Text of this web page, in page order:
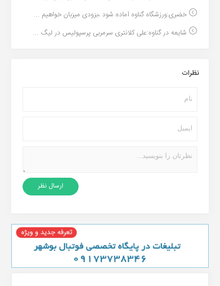
خضری:ورزشگاه گناوه آماده شود ،بزودی میزبان خواهیم ...
شایعه در گناوه:علی کلانتری سرمربی پرسپولیس در لیگ ...
نظرات